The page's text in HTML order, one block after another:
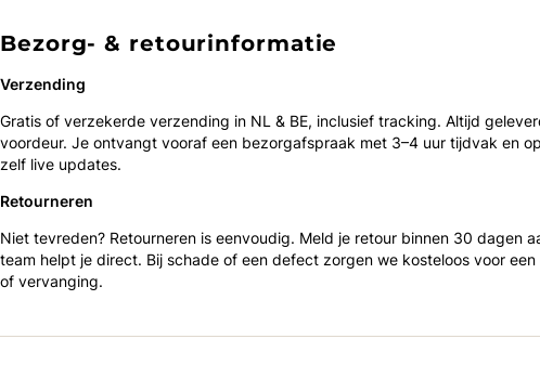
Bezorg- & retourinformatie
Verzending
Gratis of verzekerde verzending in NL & BE, inclusief tracking. Altijd
voordeur. Je ontvangt vooraf een bezorgafspraak met 3–4 uur tijdvak en
zelf live updates.
Retourneren
Niet tevreden? Retourneren is eenvoudig. Meld je retour binnen 30 dagen
team helpt je direct. Bij schade of een defect zorgen we kosteloos voor een
of vervanging.